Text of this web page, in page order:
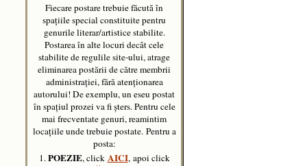
Fiecare postare trebuie făcută în
spaţiile special constituite pentru
genurile literar/artistice stabilite.
Postarea în alte locuri decât cele
stabilite de regulile site-ului, atrage
eliminarea postării de către membrii
administraţiei, fără atenţionarea
autorului! De exemplu, un eseu postat
în spațiul prozei va fi șters. Pentru cele
mai frecventate genuri, reamintim
locațiile unde trebuie postate. Pentru a
posta:
1.POEZIE, click AICI, apoi click